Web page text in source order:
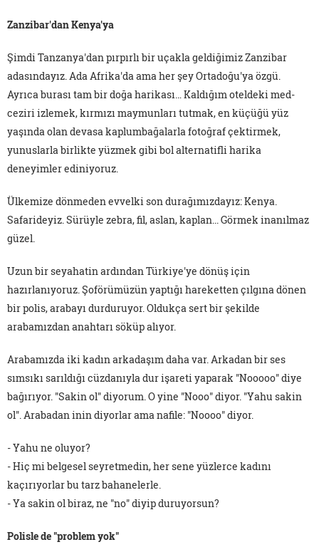
Zanzibar'dan Kenya'ya
Şimdi Tanzanya'dan pırpırlı bir uçakla geldiğimiz Zanzibar
adasındayız. Ada Afrika'da ama her şey Ortadoğu'ya özgü.
Ayrıca burası tam bir doğa harikası… Kaldığım oteldeki med-
ceziri izlemek, kırmızı maymunları tutmak, en küçüğü yüz
yaşında olan devasa kaplumbağalarla fotoğraf çektirmek,
yunuslarla birlikte yüzmek gibi bol alternatifli harika
deneyimler ediniyoruz.
Ülkemize dönmeden evvelki son durağımızdayız: Kenya.
Safarideyiz. Sürüyle zebra, fil, aslan, kaplan... Görmek inanılmaz
güzel.
Uzun bir seyahatin ardından Türkiye'ye dönüş için
hazırlanıyoruz. Şoförümüzün yaptığı hareketten çılgına dönen
bir polis, arabayı durduruyor. Oldukça sert bir şekilde
arabamızdan anahtarı söküp alıyor.
Arabamızda iki kadın arkadaşım daha var. Arkadan bir ses
sımsıkı sarıldığı cüzdanıyla dur işareti yaparak "Nooooo" diye
bağırıyor. "Sakin ol" diyorum. O yine "Nooo" diyor. "Yahu sakin
ol". Arabadan inin diyorlar ama nafile: "Noooo" diyor.
- Yahu ne oluyor?
- Hiç mi belgesel seyretmedin, her sene yüzlerce kadını
kaçırıyorlar bu tarz bahanelerle.
- Ya sakin ol biraz, ne "no" diyip duruyorsun?
Polisle de "problem yok"